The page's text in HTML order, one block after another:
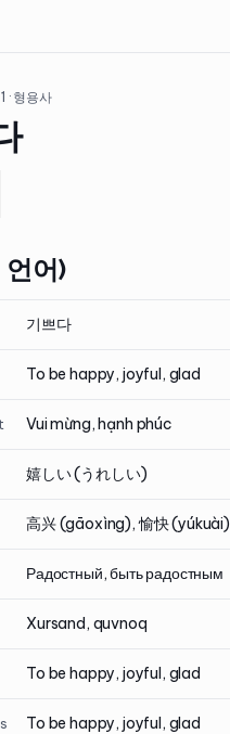
1 · 형용사
언어)
기쁘다
To be happy, joyful, glad
Vui mừng, hạnh phúc
嬉しい (うれしい)
高兴 (gāoxìng), 愉快 (yúkuài)
Радостный, быть радостным
Xursand, quvnoq
To be happy, joyful, glad
To be happy, joyful, glad